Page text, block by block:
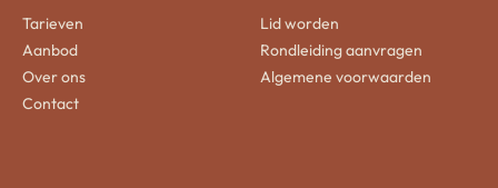
Tarieven
Aanbod
Over ons
Contact
Lid worden
Rondleiding aanvragen
Algemene voorwaarden